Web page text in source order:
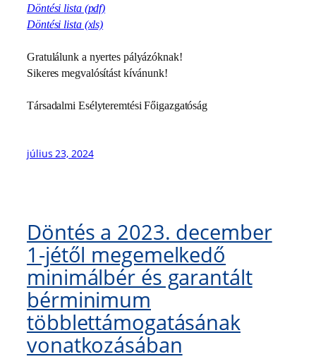
Döntési lista (pdf)
Döntési lista (xls)
Gratulálunk a nyertes pályázóknak!
Sikeres megvalósítást kívánunk!
Társadalmi Esélyteremtési Főigazgatóság
július 23, 2024
Döntés a 2023. december
1-jétől megemelkedő
minimálbér és garantált
bérminimum
többlettámogatásának
vonatkozásában